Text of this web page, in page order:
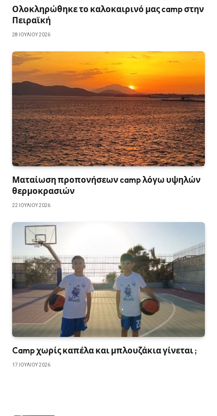
Ολοκληρώθηκε το καλοκαιρινό μας camp στην
Πειραϊκή
28 ΙΟΥΛΊΟΥ 2026
Ματαίωση προπονήσεων camp λόγω υψηλών
θερμοκρασιών
22 ΙΟΥΛΊΟΥ 2026
Camp χωρίς καπέλα και μπλουζάκια γίνεται ;
17 ΙΟΥΛΊΟΥ 2026